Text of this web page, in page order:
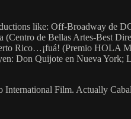
like: Off-Broadway de
(Centro de Bellas Artes-Best
Rico…¡fuá! (Premio HOLA
Don Quijote en Nueva York;
International Film. Actually